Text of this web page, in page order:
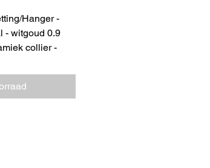
Hanger -
- witgoud 0.9
collier -
€837,= voor €